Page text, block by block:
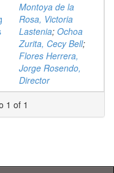
Montoya de la
Rosa, Victoria
Lastenia; Ochoa
Zurita, Cecy Bell;
Flores Herrera,
Jorge Rosendo,
Director
1 of 1